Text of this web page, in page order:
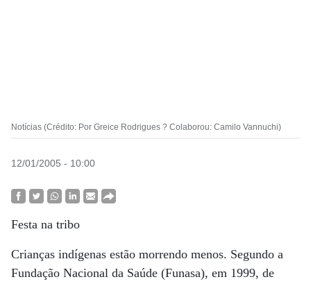
Notícias (Crédito: Por Greice Rodrigues ? Colaborou: Camilo Vannuchi)
12/01/2005 - 10:00
Festa na tribo
Crianças indígenas estão morrendo menos. Segundo a
Fundação Nacional da Saúde (Funasa), em 1999, de